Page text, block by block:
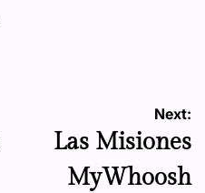
Next:
Las Misiones
MyWhoosh